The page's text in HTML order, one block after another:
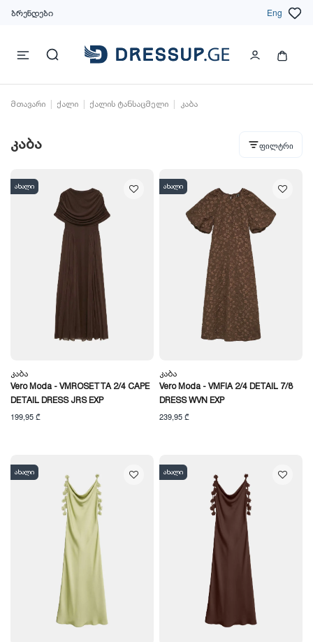
ბრენდები Eng
მთავარი ქალი ქალის ტანსაცმელი კაბა
კაბა ფილტრი
ახალი
Კაბა
Vero Moda - VMROSETTA 2/4 CAPE
DETAIL DRESS JRS EXP
199,95 ₾
ახალი
Კაბა
Vero Moda - VMFIA 2/4 DETAIL 7/8
DRESS WVN EXP
239,95 ₾
ახალი ახალი